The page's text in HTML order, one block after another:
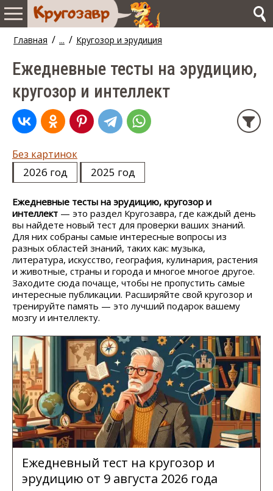
Главная / ... / Кругозор и эрудиция
Ежедневные тесты на эрудицию,
кругозор и интеллект
Без картинок
2026 год 2025 год
Ежедневные тесты на эрудицию, кругозор и
интеллект — это раздел Кругозавра, где каждый день
вы найдете новый тест для проверки ваших знаний.
Для них собраны самые интересные вопросы из
разных областей знаний, таких как: музыка,
литература, искусство, география, кулинария, растения
и животные, страны и города и многое многое другое.
Заходите сюда почаще, чтобы не пропустить самые
интересные публикации. Расширяйте свой кругозор и
тренируйте память — это лучший подарок вашему
мозгу и интеллекту.
Ежедневный тест на кругозор и
эрудицию от 9 августа 2026 года